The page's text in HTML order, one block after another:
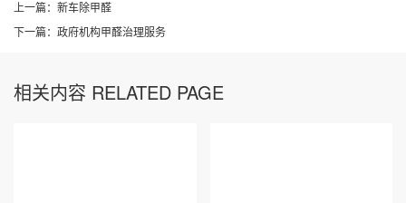
上一篇： 新车除甲醛
下一篇： 政府机构甲醛治理服务
相关内容 RELATED PAGE